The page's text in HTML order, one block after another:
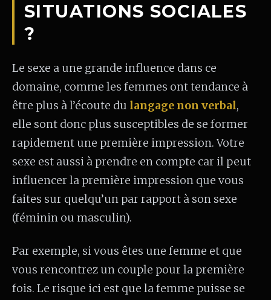
SITUATIONS SOCIALES
?
Le sexe a une grande influence dans ce
domaine, comme les femmes ont tendance à
être plus à l’écoute du langage non verbal,
elle sont donc plus susceptibles de se former
rapidement une première impression. Votre
sexe est aussi à prendre en compte car il peut
influencer la première impression que vous
faites sur quelqu’un par rapport à son sexe
(féminin ou masculin).
Par exemple, si vous êtes une femme et que
vous rencontrez un couple pour la première
fois. Le risque ici est que la femme puisse se